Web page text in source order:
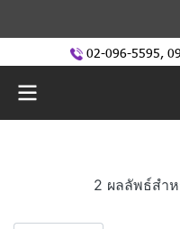
02-096-5595,
2 ผลลัพธ์สำ